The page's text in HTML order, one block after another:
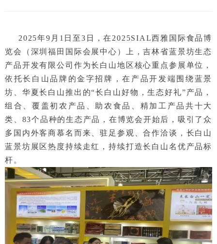
2025年9月1日至3日，在2025SIAL西雅国际食品博
览会（深圳福田国际会展中心）上，吉林省蓝景坊生态
产品开发有限公司作为长白山地区核心重点参展单位，
依托长白山品牌的金字招牌，在产品开发端围绕蓝景
坊、华夏长白山推出的“长白山好物，生态好礼”产品，
组合、覆盖初农产品、助农食品、精加工产品共十大
类、83个品种的生态产品，在博览会开始后，吸引了众
多国内外客商慕名而来、驻足参观、合作洽谈，长白山
蓝景坊展区热度持续走红，持续打造长白山名优产品标
杆。